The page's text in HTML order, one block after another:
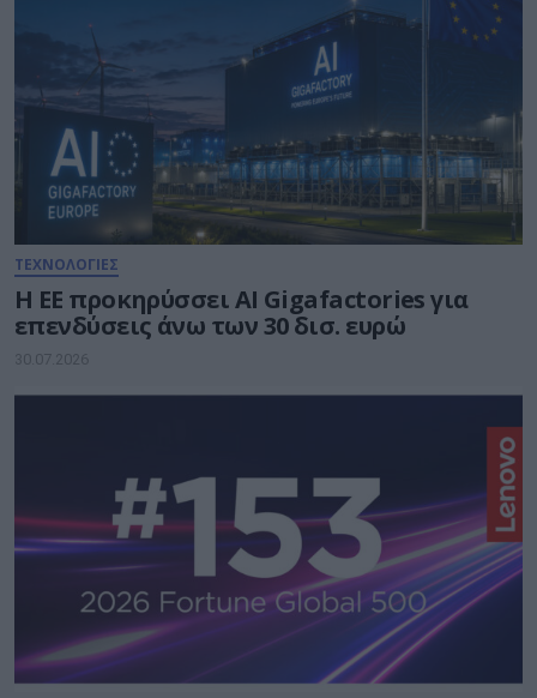
ΤΕΧΝΟΛΟΓΙΕΣ
Η ΕΕ προκηρύσσει AI Gigafactories για
επενδύσεις άνω των 30 δισ. ευρώ
30.07.2026